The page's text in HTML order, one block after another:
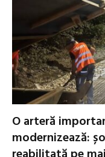
O arteră
modernizează: